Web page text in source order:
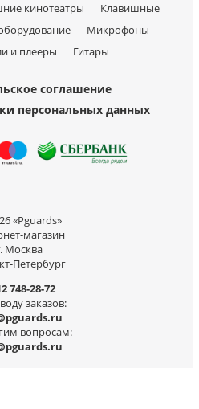
кинотеатры
Клавишные
Микрофоны
и плееры
Гитары
соглашение
персональных данных
«Pguards»
магазин
Москва
Петербург
748-28-72
заказов:
вопросам: